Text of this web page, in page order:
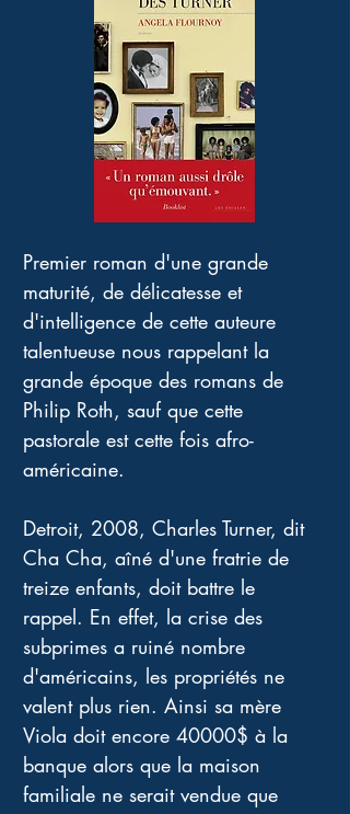
Premier roman d'une grande
maturité, de délicatesse et
d'intelligence de cette auteure
talentueuse nous rappelant la
grande époque des romans de
Philip Roth, sauf que cette
pastorale est cette fois afro-
américaine.
Detroit, 2008, Charles Turner, dit
Cha Cha, aîné d'une fratrie de
treize enfants, doit battre le
rappel. En effet, la crise des
subprimes a ruiné nombre
d'américains, les propriétés ne
valent plus rien. Ainsi sa mère
Viola doit encore 40000$ à la
banque alors que la maison
familiale ne serait vendue que